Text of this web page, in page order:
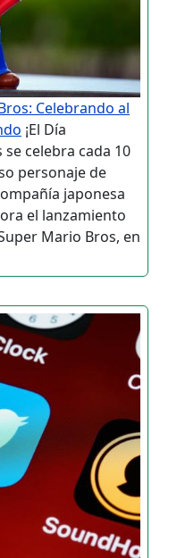
Celebrando al
¡El Día
celebra cada 10
personaje de
japonesa
el lanzamiento
Mario Bros, en